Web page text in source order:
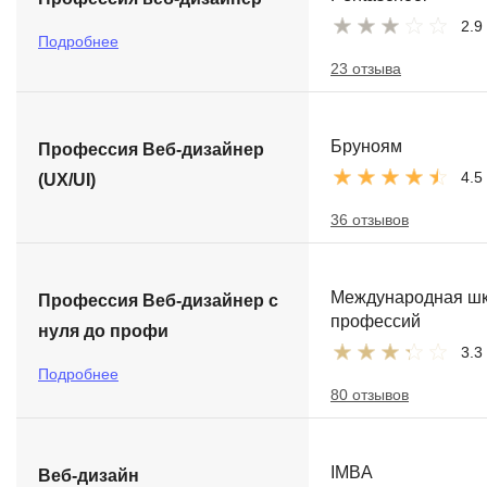
Подробнее
2.9
23 отзыва
Профессия Веб-дизайнер
(UX/UI)
Бруноям
4.5
36 отзывов
Профессия Веб-дизайнер с
нуля до профи
Подробнее
Международная
профессий
3.3
80 отзывов
Веб-дизайн IMBA